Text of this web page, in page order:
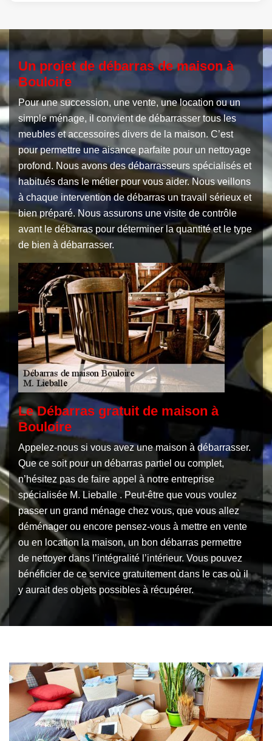
Un projet de débarras de maison à
Bouloire
Pour une succession, une vente, une location ou un
simple ménage, il convient de débarrasser tous les
meubles et accessoires divers de la maison. C’est
pour permettre une aisance parfaite pour un nettoyage
profond. Nous avons des débarrasseurs spécialisés et
habitués dans le métier pour vous aider. Nous veillons
à chaque intervention de débarras un travail sérieux et
bien préparé. Nous assurons une visite de contrôle
avant le débarras pour déterminer la quantité et le type
de bien à débarrasser.
Le Débarras gratuit de maison à
Bouloire
Appelez-nous si vous avez une maison à débarrasser.
Que ce soit pour un débarras partiel ou complet,
n’hésitez pas de faire appel à notre entreprise
spécialisée M. Lieballe . Peut-être que vous voulez
passer un grand ménage chez vous, que vous allez
déménager ou encore pensez-vous à mettre en vente
ou en location la maison, un bon débarras permettre
de nettoyer dans l’intégralité l’intérieur. Vous pouvez
bénéficier de ce service gratuitement dans le cas où il
y aurait des objets possibles à récupérer.